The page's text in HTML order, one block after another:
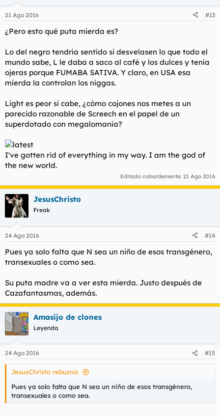
21 Ago 2016 #13
¿Pero esto qué puta mierda es?
Lo del negro tendría sentido si desvelasen lo que todo el
mundo sabe, L le daba a saco al café y los dulces y tenía
ojeras porque FUMABA SATIVA. Y claro, en USA esa
mierda la controlan los niggas.
Light es peor si cabe, ¿cómo cojones nos metes a un
parecido razonable de Screech en el papel de un
superdotado con megalomanía?
I've gotten rid of everything in my way. I am the god of
the new world.
Editado cobardemente: 21 Ago 2016
JesusChristo
Freak
24 Ago 2016 #14
Pues ya solo falta que N sea un niño de esos transgénero,
transexuales o como sea.
Su puta madre va a ver esta mierda. Justo después de
Cazafantasmas, además.
Amasijo de clones
Leyenda
24 Ago 2016 #15
JesusChristo rebuznó:
Pues ya solo falta que N sea un niño de esos transgénero,
transexuales o como sea.